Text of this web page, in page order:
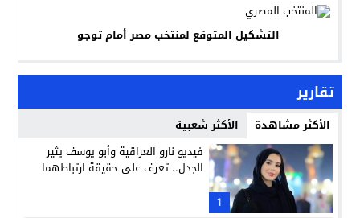
التشكيل المتوقع لمنتخب مصر أمام توجو
تقارير
الأكثر مشاهدة الأكثر شعبية
1
فيديو نارو العراقية وأبو يوسف يثير
الجدل.. تعرف على حقيقة ارتباطهما